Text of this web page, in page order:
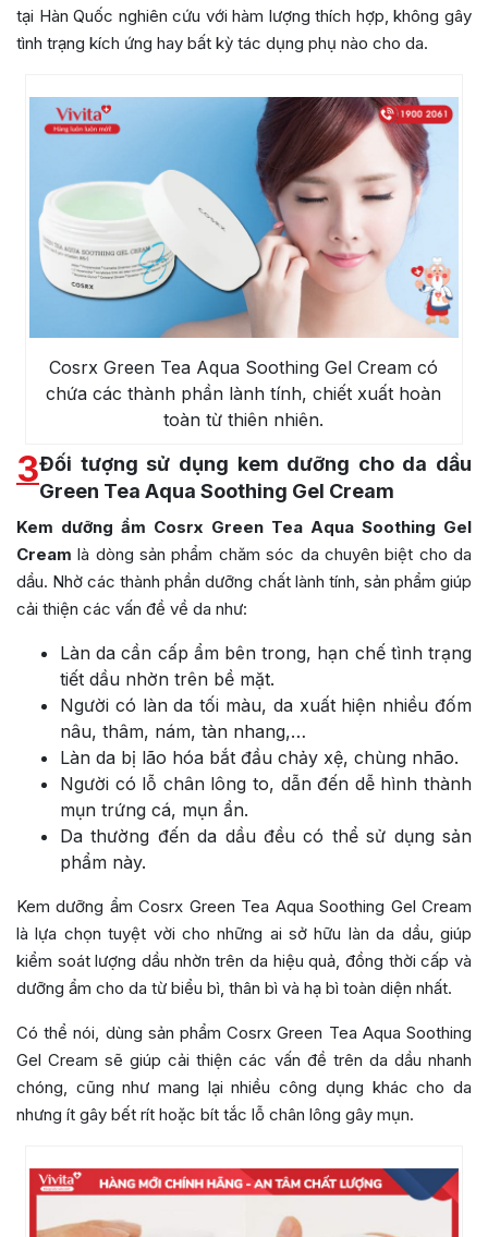
tại Hàn Quốc nghiên cứu với hàm lượng thích hợp, không gây
tình trạng kích ứng hay bất kỳ tác dụng phụ nào cho da.
Cosrx Green Tea Aqua Soothing Gel Cream có
chứa các thành phần lành tính, chiết xuất hoàn
toàn từ thiên nhiên.
3Đối tượng sử dụng kem dưỡng cho da dầu
Green Tea Aqua Soothing Gel Cream
Kem dưỡng ẩm Cosrx Green Tea Aqua Soothing Gel
Cream là dòng sản phẩm chăm sóc da chuyên biệt cho da
dầu. Nhờ các thành phần dưỡng chất lành tính, sản phẩm giúp
cải thiện các vấn đề về da như:
Làn da cần cấp ẩm bên trong, hạn chế tình trạng
tiết dầu nhờn trên bề mặt.
Người có làn da tối màu, da xuất hiện nhiều đốm
nâu, thâm, nám, tàn nhang,…
Làn da bị lão hóa bắt đầu chảy xệ, chùng nhão.
Người có lỗ chân lông to, dẫn đến dễ hình thành
mụn trứng cá, mụn ẩn.
Da thường đến da dầu đều có thể sử dụng sản
phẩm này.
Kem dưỡng ẩm Cosrx Green Tea Aqua Soothing Gel Cream
là lựa chọn tuyệt vời cho những ai sở hữu làn da dầu, giúp
kiểm soát lượng dầu nhờn trên da hiệu quả, đồng thời cấp và
dưỡng ẩm cho da từ biểu bì, thân bì và hạ bì toàn diện nhất.
Có thể nói, dùng sản phẩm Cosrx Green Tea Aqua Soothing
Gel Cream sẽ giúp cải thiện các vấn đề trên da dầu nhanh
chóng, cũng như mang lại nhiều công dụng khác cho da
nhưng ít gây bết rít hoặc bít tắc lỗ chân lông gây mụn.